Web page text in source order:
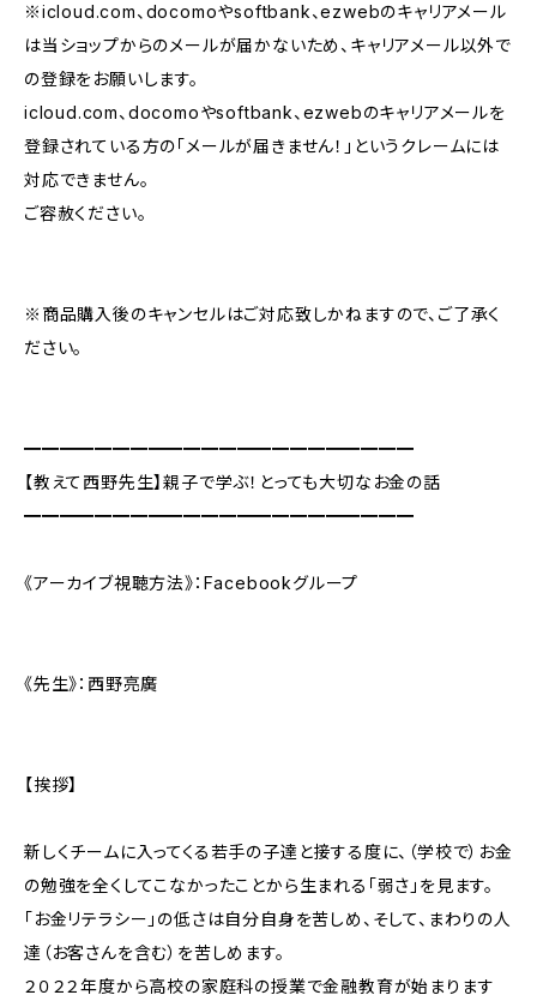
※icloud.com、docomoやsoftbank、ezwebのキャリアメール
は当ショップからのメールが届かないため、キャリアメール以外で
の登録をお願いします。
icloud.com、docomoやsoftbank、ezwebのキャリアメールを
登録されている方の「メールが届きません！」というクレームには
対応できません。
ご容赦ください。
※商品購入後のキャンセルはご対応致しかねますので、ご了承く
ださい。
━━━━━━━━━━━━━━━━━━━━━━
【教えて西野先生】親子で学ぶ！とっても大切なお金の話
━━━━━━━━━━━━━━━━━━━━━━
《アーカイブ視聴方法》：Facebookグループ
《先生》：西野亮廣
【挨拶】
新しくチームに入ってくる若手の子達と接する度に、（学校で）お金
の勉強を全くしてこなかったことから生まれる「弱さ」を見ます。
「お金リテラシー」の低さは自分自身を苦しめ、そして、まわりの人
達（お客さんを含む）を苦しめます。
２０２２年度から高校の家庭科の授業で金融教育が始まります